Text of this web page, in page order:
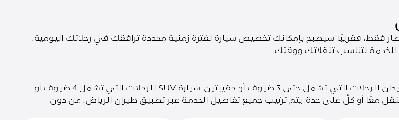
فقط، فقريبًا سيصبح بإمكانك تخصيص سيارة لفترة زمنية محددة ترافقك في رحلاتك اليومية،
لتناسب تنقلاتك ووقتك.
يُخصص نوع السيارة بما يناسب عدد الضيوف والأمتعة. سيارة سيدان للرحلات التي تشمل حتى 3 ضيوف أو حقيبتين. سيارة SUV للرحلات التي تشمل 4 ضيوف أو
التنقل معًا أو كلٌ على حدة. يتم ترتيب جميع تفاصيل الخدمة عبر تطبيق طيران الرياض، من دون